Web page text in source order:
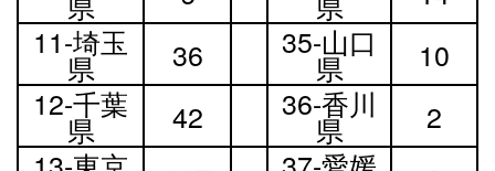
11-埼玉
県 36 35-山口
県
10
12-千葉
県 42 36-香川
県
2